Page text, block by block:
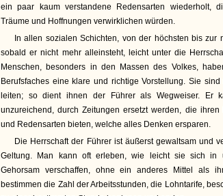
ein paar kaum verstandene Redensarten wiederholt,
Träume und Hoffnungen verwirklichen würden.
In allen sozialen Schichten, von der höchsten bis zur
sobald er nicht mehr alleinsteht, leicht unter die
Menschen, besonders in den Massen des Volkes,
Berufsfaches eine klare und richtige Vorstellung. Sie
leiten; so dient ihnen der Führer als Wegweiser. Er
unzureichend, durch Zeitungen ersetzt werden, die
und Redensarten bieten, welche alles Denken ersparen.
Die Herrschaft der Führer ist äußerst gewaltsam und
Geltung. Man kann oft erleben, wie leicht sie sich in
Gehorsam verschaffen, ohne ein anderes Mittel als
bestimmen die Zahl der Arbeitsstunden, die Lohntarife,